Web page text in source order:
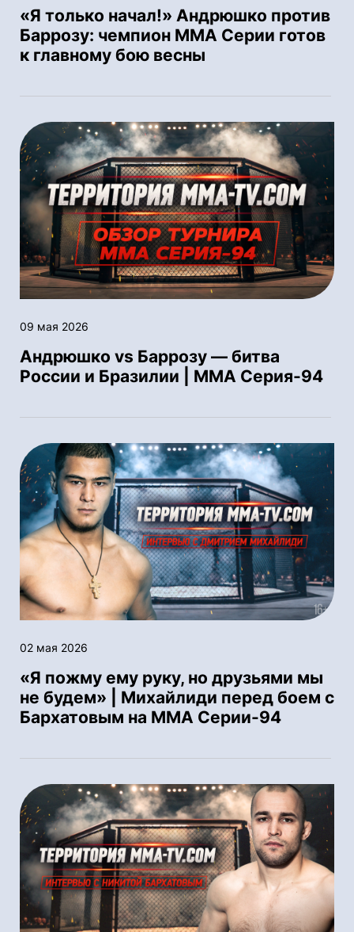
«Я только начал!» Андрюшко против
Баррозу: чемпион ММА Серии готов
к главному бою весны
09 мая 2026
Андрюшко vs Баррозу — битва
России и Бразилии | ММА Серия-94
02 мая 2026
«Я пожму ему руку, но друзьями мы
не будем» | Михайлиди перед боем с
Бархатовым на ММА Серии-94